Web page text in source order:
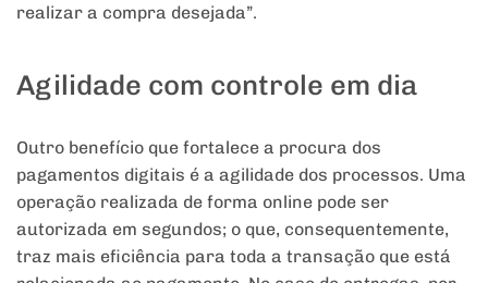
realizar a compra desejada”.
Agilidade com controle em dia
Outro benefício que fortalece a procura dos
pagamentos digitais é a agilidade dos processos. Uma
operação realizada de forma online pode ser
autorizada em segundos; o que, consequentemente,
traz mais eficiência para toda a transação que está